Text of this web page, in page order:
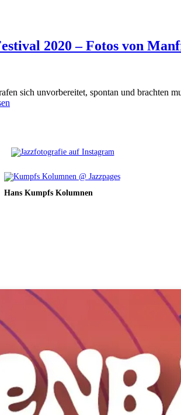
2020 – Fotos von
sich unvorbereitet, spontan und brachten
Hans Kumpfs Kolumnen